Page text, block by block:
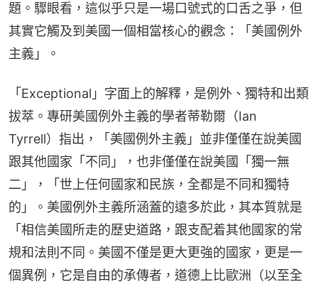
題。驟眼看，這似乎只是一場口號式的口舌之爭，但
其實它觸及到美國一個相當核心的觀念：「美國例外
主義」。
「Exceptional」字面上的解釋，是例外、獨特和出類
拔萃。專研美國例外主義的學者蒂勒爾（Ian
Tyrrell）指出，「美國例外主義」並非僅僅在說美國
跟其他國家「不同」，也非僅僅在說美國「獨一無
二」，「世上任何國家和民族，全都是不同和獨特
的」。美國例外主義所涵蓋的遠多於此，其本質就是
「相信美國所走的歷史道路，跟支配着其他國家的常
規和法則不同。美國不僅是更大更強的國家，更是一
個異例，它是自由的承傳者，道德上比歐洲（以至全